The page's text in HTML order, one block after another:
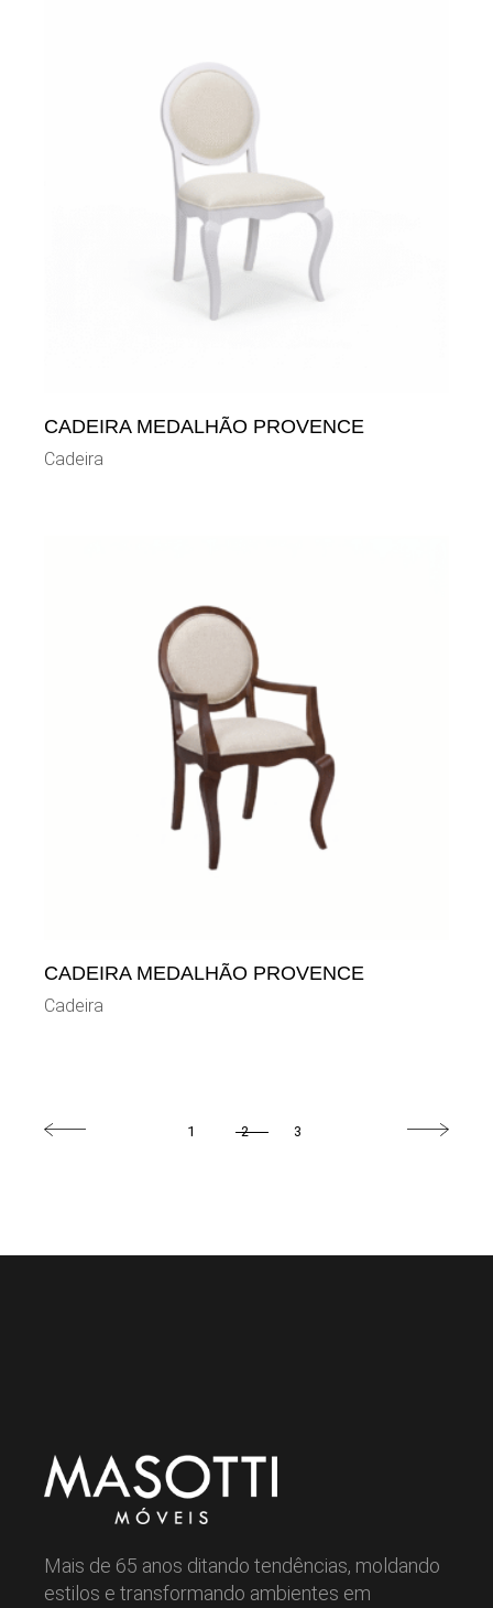
CADEIRA MEDALHÃO PROVENCE
Cadeira
CADEIRA MEDALHÃO PROVENCE
Cadeira
1 2 3
Mais de 65 anos ditando tendências, moldando
estilos e transformando ambientes em